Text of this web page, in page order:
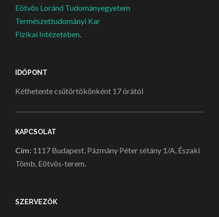
Eötvös Loránd Tudományegyetem
Természettudományi Kar
Fizikai Intézetében.
IDŐPONT
Kéthetente csütörtökönként 17 órától
KAPCSOLAT
Cím: 1117 Budapest, Pázmány Péter sétány 1/A, Északi
Tömb, Eötvös-terem.
SZERVEZŐK